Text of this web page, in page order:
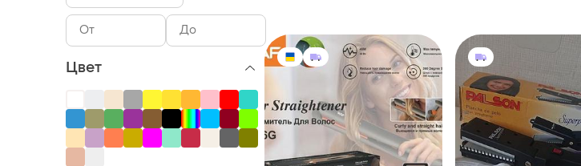
Цвет